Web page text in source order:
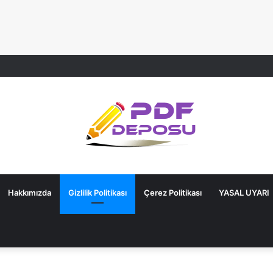
Hakkımızda Gizlilik Politikası Çerez Politikası YASAL UYARI